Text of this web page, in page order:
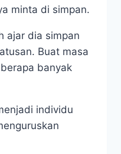
minta di simpan.
ajar dia simpan
Buat masa
banyak
individu